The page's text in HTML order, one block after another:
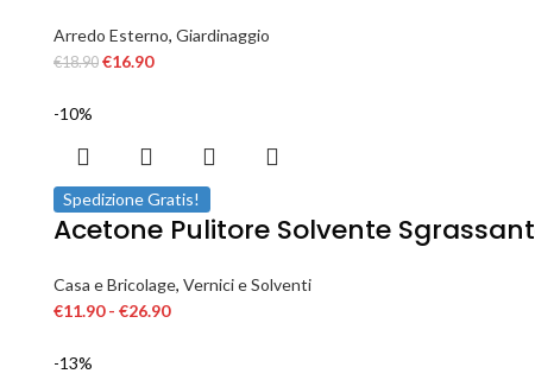
Arredo Esterno, Giardinaggio
€18.90 €16.90
-10%
Spedizione Gratis!
Acetone Pulitore Solvente
Casa e Bricolage, Vernici e Solventi
€11.90 - €26.90
-13%